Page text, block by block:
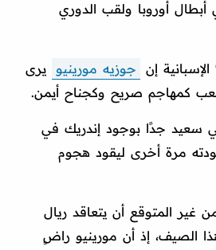
أوروبا ولقب الدوري
إن جوزيه مورينيو
يرى
كمهاجم صريح وكجناح أيمن.
سعيد جدًا بوجود إندريك في
مرة أخرى ليقود هجوم
غير المتوقع أن يتعاقد ريال
الصيف، إذ أن مورينيو راضٍ